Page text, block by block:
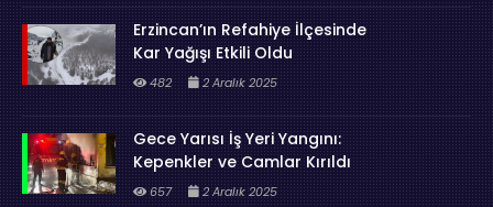
Erzincan’ın Refahiye İlçesinde
Kar Yağışı Etkili Oldu
482 2 Aralık 2025
Gece Yarısı İş Yeri Yangını:
Kepenkler ve Camlar Kırıldı
657 2 Aralık 2025